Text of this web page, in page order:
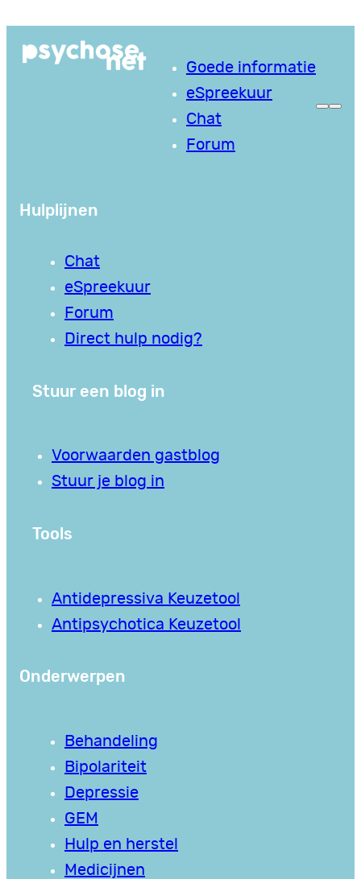
naar
Goede informatie
eSpreekuur
Chat
Forum
Hulplijnen
Chat
eSpreekuur
Forum
Direct hulp nodig?
Stuur een blog in
Voorwaarden gastblog
Stuur je blog in
Tools
Antidepressiva Keuzetool
Antipsychotica Keuzetool
Onderwerpen
Behandeling
Bipolariteit
Depressie
GEM
Hulp en herstel
Medicijnen